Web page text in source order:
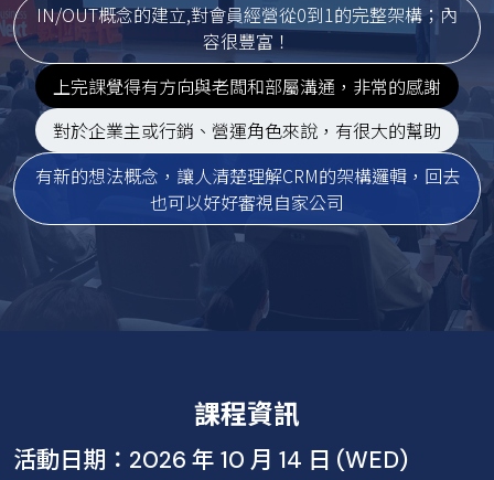
IN/OUT概念的建立,對會員經營從0到1的完整架構；內
容很豐富！
上完課覺得有方向與老闆和部屬溝通，非常的感謝
對於企業主或行銷、營運角色來說，有很大的幫助
有新的想法概念，讓人清楚理解CRM的架構邏輯，回去
也可以好好審視自家公司
課程資訊
活動日期： 2026 年 10 月 14 日 (WED)